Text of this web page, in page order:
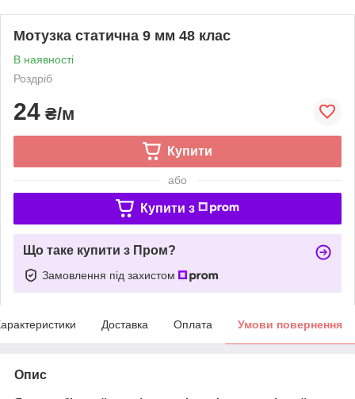
Мотузка статична 9 мм 48 клас
В наявності
Роздріб
24 ₴/м
Купити
або
Купити з
Що таке купити з Пром?
Замовлення під захистом
Доставка Оплата Умови повернення
Опис